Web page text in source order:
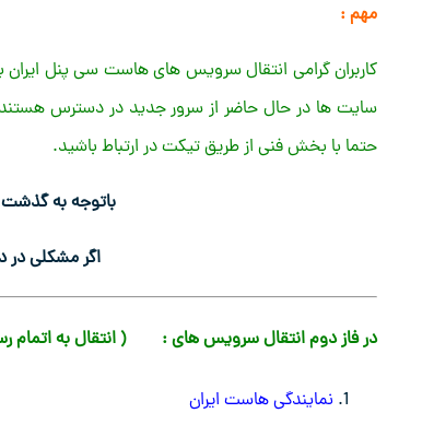
مهم :
حتما با بخش فنی از طریق تیکت در ارتباط باشید.
باتوجه به گذشت ۱۲ ساعت از انتقال سرور قدیمی
اگر مشکلی در
در فاز دوم انتقال سرویس های : ( انتقال به اتمام
نمایندگی هاست ایران